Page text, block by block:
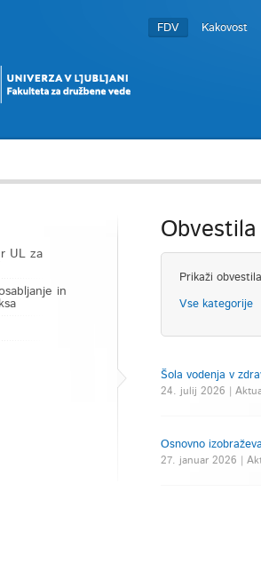
FDV Kakovost
UL za
in
Obvestila
Prikaži
Vse kategorije
Šola vodenja v
24. julij 2026 |
Osnovno
27. januar 2026 |